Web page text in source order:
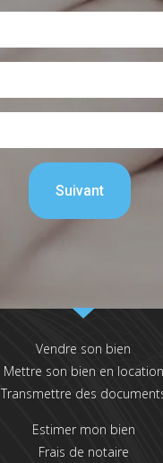
Vendre son bien
Mettre son bien en location
Transmettre des
Estimer mon bien
Frais de notaire